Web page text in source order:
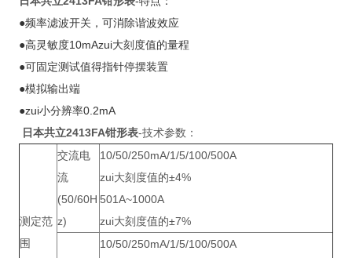
●频率滤波开关，可消除谐波效应
●高灵敏度10mAzui大刻度值的量程
●可固定测试值得指针停摆装置
●模拟输出端
●zui小分辨率0.2mA
日本共立2413FA钳形表-技术参数：
测定范
围
交流电
流
(50/60H
z)
10/50/250mA/1/5/100/500A
zui大刻度值的±4%
501A~1000A
zui大刻度值的±7%
10/50/250mA/1/5/100/500A